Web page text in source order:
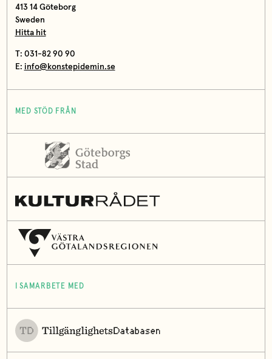
413 14 Göteborg
Sweden
Hitta hit
T: 031-82 90 90
E: info@konstepidemin.se
MED STÖD FRÅN
I SAMARBETE MED